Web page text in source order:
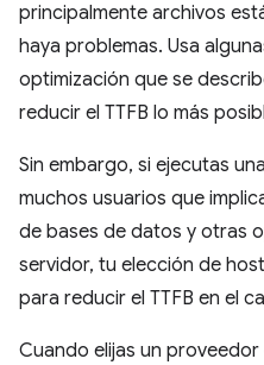
principalmente archivos
haya problemas. Usa
optimización que se
reducir el TTFB lo más
Sin embargo, si ejecutas
muchos usuarios que
de bases de datos y otras
servidor, tu elección de
para reducir el TTFB en el
Cuando elijas un